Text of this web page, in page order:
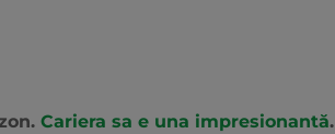
Cariera sa e una impresionantă.